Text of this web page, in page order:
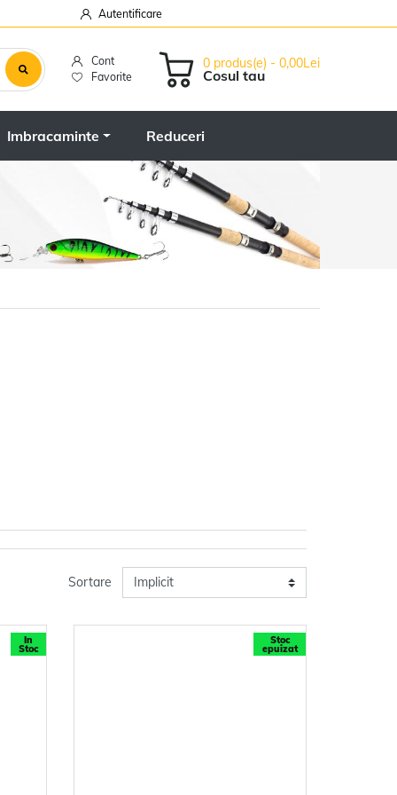
Autentificare
Cont
Favorite
Cosul tau
0 produs(e) - 0,00Lei
Imbracaminte Reduceri
Sortare
In
Stoc
Stoc
epuizat